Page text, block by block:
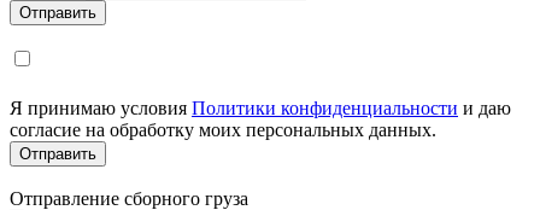
Я принимаю условия Политики конфиденциальности и даю
согласие на обработку моих персональных данных.
Отправление сборного груза